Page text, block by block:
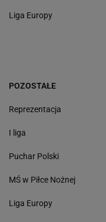
Liga Europy
POZOSTAŁE
Reprezentacja
I liga
Puchar Polski
MŚ w Piłce Nożnej
Liga Europy